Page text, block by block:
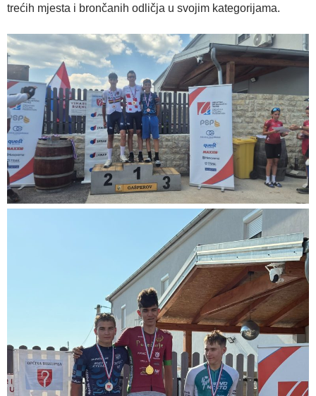
trećih mjesta i brončanih odličja u svojim kategorijama.